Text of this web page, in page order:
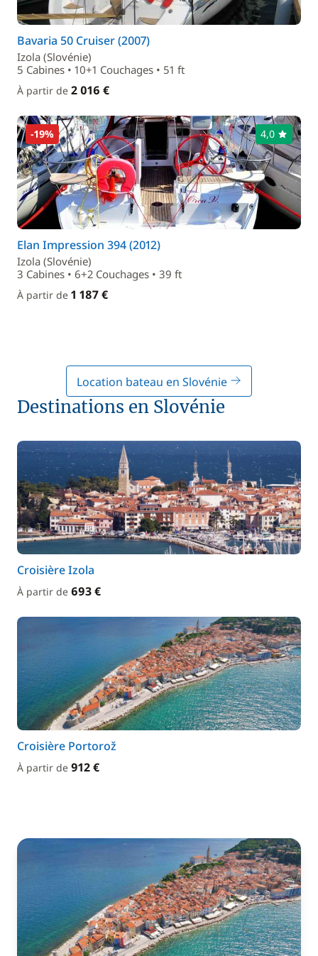
Bavaria 50 Cruiser (2007)
Izola (Slovénie)
5 Cabines • 10+1 Couchages • 51 ft
À partir de 2 016 €
-19% 4,0
Elan Impression 394 (2012)
Izola (Slovénie)
3 Cabines • 6+2 Couchages • 39 ft
À partir de 1 187 €
Location bateau en Slovénie
Destinations en Slovénie
Croisière Izola
À partir de 693 €
Croisière Portorož
À partir de 912 €